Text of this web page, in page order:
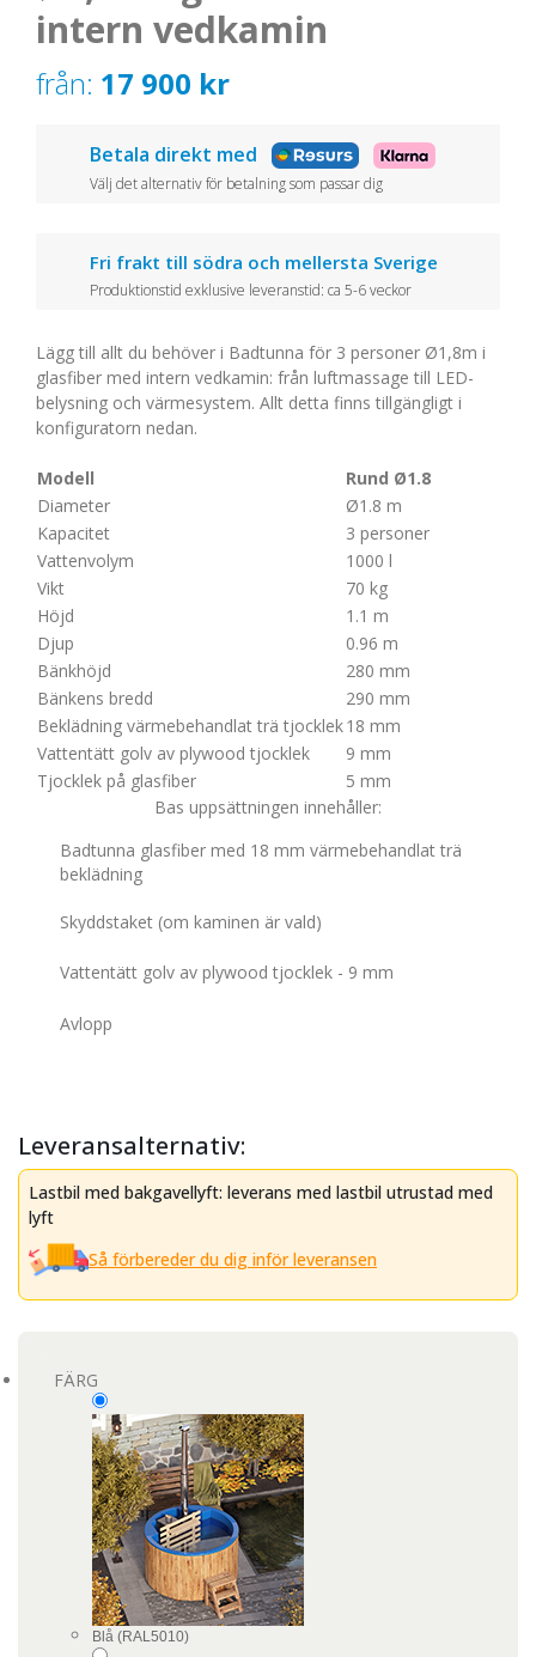
intern vedkamin
från: 17 900 kr
Betala direkt med
Välj det alternativ för betalning som passar dig
Fri frakt till södra och mellersta Sverige
Produktionstid exklusive leveranstid: ca 5-6 veckor
Lägg till allt du behöver i Badtunna för 3 personer Ø1,8m i
glasfiber med intern vedkamin: från luftmassage till LED-
belysning och värmesystem. Allt detta finns tillgängligt i
konfiguratorn nedan.
Modell
Rund Ø1.8
Diameter
Ø1.8 m
Kapacitet
3 personer
Vattenvolym
1000 l
Vikt
70 kg
Höjd
1.1 m
Djup
0.96 m
Bänkhöjd
280 mm
Bänkens bredd
290 mm
Beklädning värmebehandlat trä tjocklek18 mm
Vattentätt golv av plywood tjocklek
9 mm
Tjocklek på glasfiber
5 mm
Bas uppsättningen innehåller:
Badtunna glasfiber med 18 mm värmebehandlat trä
beklädning
Skyddstaket (om kaminen är vald)
Vattentätt golv av plywood tjocklek - 9 mm
Avlopp
Leveransalternativ:
Lastbil med bakgavellyft: leverans med lastbil utrustad med
lyft
Så förbereder du dig inför leveransen
FÄRG
Blå (RAL5010)